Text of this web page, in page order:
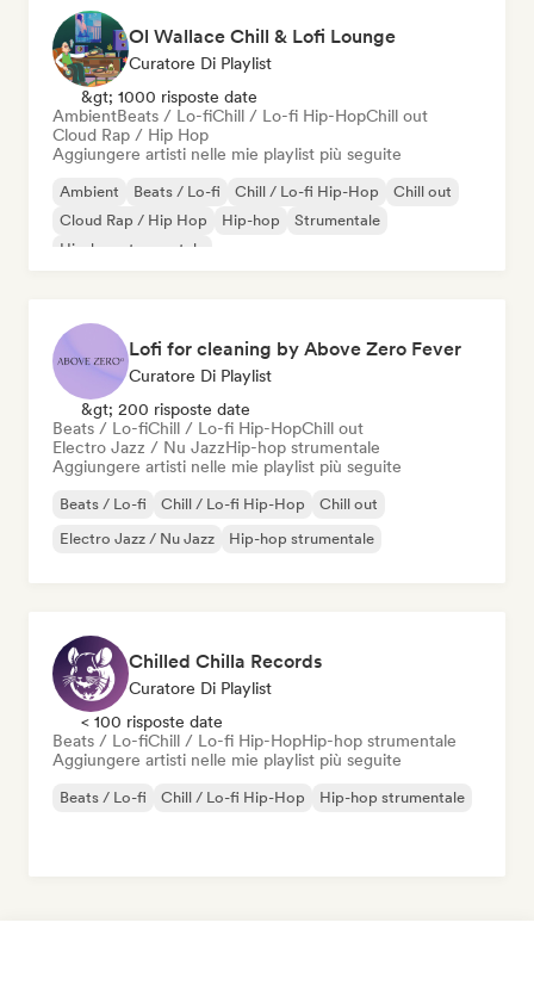
Ol Wallace Chill & Lofi Lounge
Curatore Di Playlist
&gt; 1000 risposte date
AmbientBeats / Lo-fiChill / Lo-fi Hip-HopChill out
Cloud Rap / Hip Hop
Aggiungere artisti nelle mie playlist più seguite
Ambient Beats / Lo-fi Chill / Lo-fi Hip-Hop
Chill out
Cloud Rap / Hip Hop
Hip-hop
Strumentale
Hip-hop strumentale
Lofi for cleaning by Above Zero Fever
Curatore Di Playlist
&gt; 200 risposte date
Beats / Lo-fiChill / Lo-fi Hip-HopChill out
Electro Jazz / Nu JazzHip-hop strumentale
Aggiungere artisti nelle mie playlist più seguite
Beats / Lo-fi Chill / Lo-fi Hip-Hop
Chill out
Electro Jazz / Nu Jazz
Hip-hop strumentale
Chilled Chilla Records
Curatore Di Playlist
< 100 risposte date
Beats / Lo-fiChill / Lo-fi Hip-HopHip-hop strumentale
Aggiungere artisti nelle mie playlist più seguite
Beats / Lo-fi Chill / Lo-fi Hip-Hop Hip-hop strumentale